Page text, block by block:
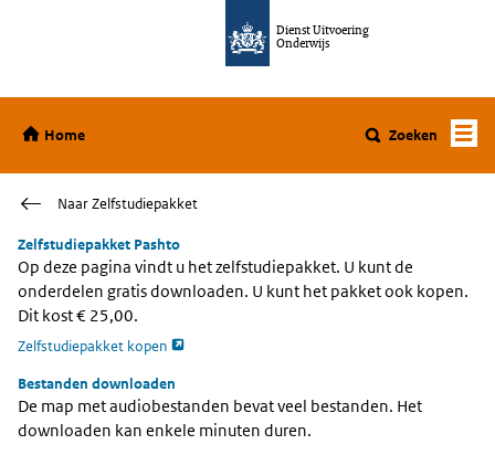
Dienst Uitvoering
Onderwijs
Home
Home Zoeken
Naar Zelfstudiepakket
Zelfstudiepakket Pashto
Op deze pagina vindt u het zelfstudiepakket. U kunt de
onderdelen gratis downloaden. U kunt het pakket ook kopen.
Dit kost € 25,00.
Zelfstudiepakket kopen opent externe pagina
Bestanden downloaden
De map met audiobestanden bevat veel bestanden. Het
downloaden kan enkele minuten duren.